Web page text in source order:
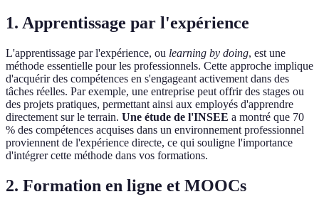
1. Apprentissage par l'expérience
L'apprentissage par l'expérience, ou learning by doing, est une
méthode essentielle pour les professionnels. Cette approche implique
d'acquérir des compétences en s'engageant activement dans des
tâches réelles. Par exemple, une entreprise peut offrir des stages ou
des projets pratiques, permettant ainsi aux employés d'apprendre
directement sur le terrain. Une étude de l'INSEE a montré que 70
% des compétences acquises dans un environnement professionnel
proviennent de l'expérience directe, ce qui souligne l'importance
d'intégrer cette méthode dans vos formations.
2. Formation en ligne et MOOCs